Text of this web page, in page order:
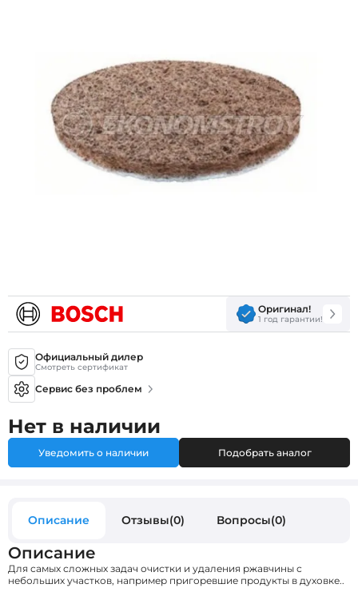
Оригинал!
1 год гарантии!
Официальный дилер
Смотреть сертификат
Сервис без проблем
Нет в наличии
Уведомить о наличии Подобрать аналог
Описание Отзывы(0) Вопросы(0)
Описание
Для самых сложных задач очистки и удаления ржавчины с
небольших участков, например пригоревшие продукты в духовке..